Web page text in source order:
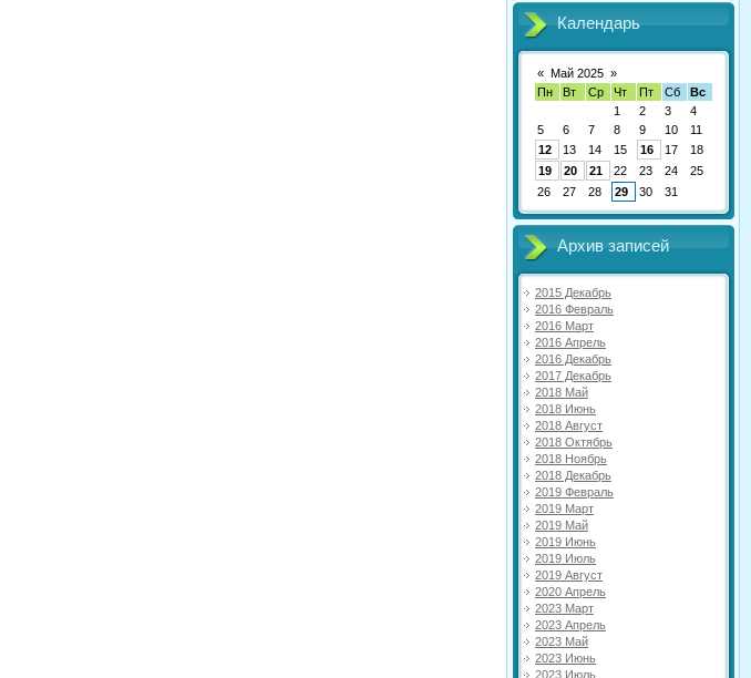
Календарь
« Май 2025 »
Пн
Вт Ср Чт Пт Сб
Вс
1
2 3
4
5
6 7 8 9 10
11
12
13 14 15 16 17
18
19
20 21 22 23 24
25
26
27 28 29 30 31
Архив записей
2015 Декабрь
2016 Февраль
2016 Март
2016 Апрель
2016 Декабрь
2017 Декабрь
2018 Май
2018 Июнь
2018 Август
2018 Октябрь
2018 Ноябрь
2018 Декабрь
2019 Февраль
2019 Март
2019 Май
2019 Июнь
2019 Июль
2019 Август
2020 Апрель
2023 Март
2023 Апрель
2023 Май
2023 Июнь
2023 Июль